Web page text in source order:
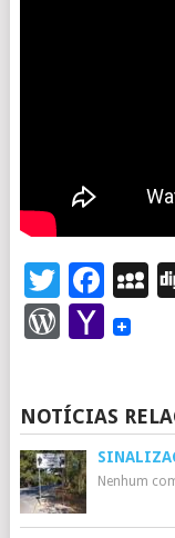
Twitter
NOTÍCIAS
Nenhum